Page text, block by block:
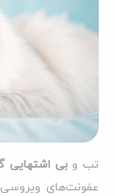
تب وبی اشتهایی
عفونت‌های ویروسی